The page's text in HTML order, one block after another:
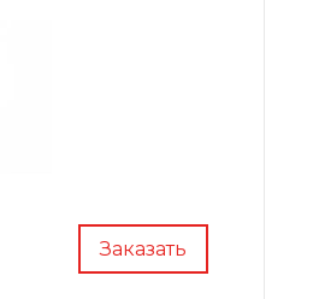
Заказать